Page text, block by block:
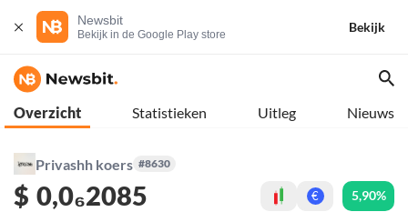
Newsbit
Bekijk in de Google Play store
Bekijk
Overzicht Statistieken Uitleg Nieuws
Privashh koers #8630
$ 0,0₆2085 € 5,90%